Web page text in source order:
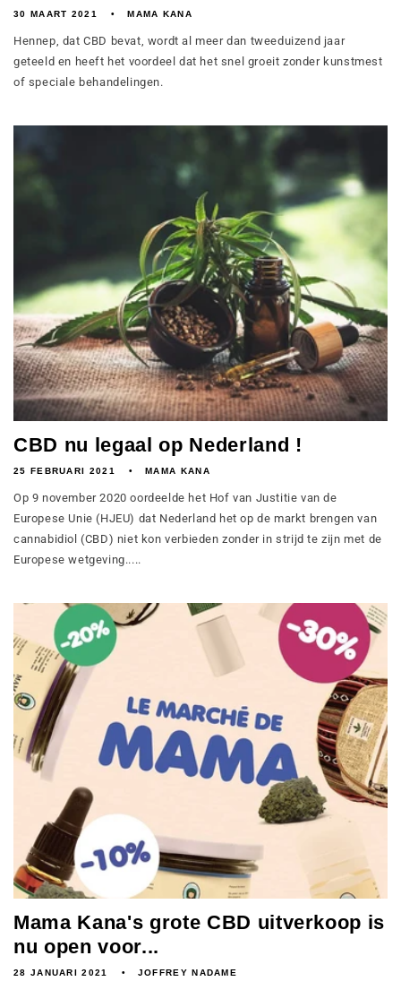
30 MAART 2021 MAMA KANA
Hennep, dat CBD bevat, wordt al meer dan tweeduizend jaar
geteeld en heeft het voordeel dat het snel groeit zonder kunstmest
of speciale behandelingen.
CBD nu legaal op Nederland !
25 FEBRUARI 2021 MAMA KANA
Op 9 november 2020 oordeelde het Hof van Justitie van de
Europese Unie (HJEU) dat Nederland het op de markt brengen van
cannabidiol (CBD) niet kon verbieden zonder in strijd te zijn met de
Europese wetgeving.....
Mama Kana's grote CBD uitverkoop is
nu open voor...
28 JANUARI 2021 JOFFREY NADAME